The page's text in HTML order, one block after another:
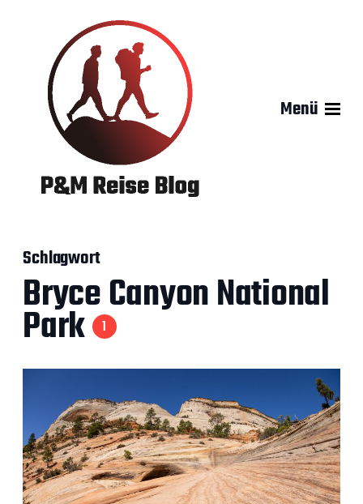
Menü
Schlagwort
Bryce Canyon National
Park 1